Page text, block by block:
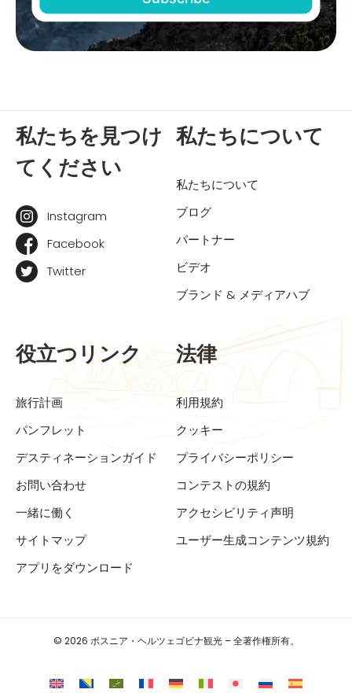
私たちを見つけ
てください
Instagram
Facebook
Twitter
私たちについて
私たちについて
ブログ
パートナー
ビデオ
ブランド & メディアハブ
役立つリンク
旅行計画
パンフレット
デスティネーションガイド
お問い合わせ
一緒に働く
サイトマップ
アプリをダウンロード
法律
利用規約
クッキー
プライバシーポリシー
コンテストの規約
アクセシビリティ声明
ユーザー生成コンテンツ規約
© 2026 ボスニア・ヘルツェゴビナ観光 – 全著作権所有。